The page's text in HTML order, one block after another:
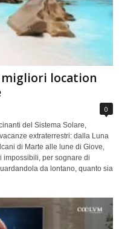
migliori location
0
del Sistema Solare,
extraterrestri: dalla Luna
di Marte alle lune di Giove,
impossibili, per sognare di
da lontano, quanto sia